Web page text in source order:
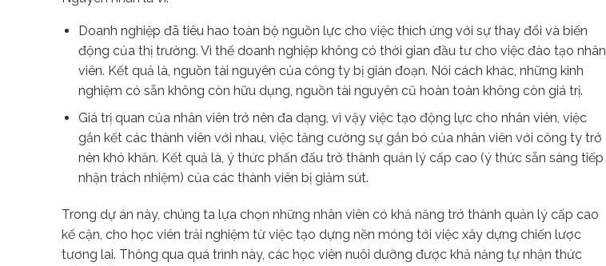
Doanh nghiệp đã tiêu hao toàn bộ nguồn lực cho việc thích ứng với sự thay đổi và biến
động của thị trường. Vì thế doanh nghiệp không có thời gian đầu tư cho việc đào tạo nhân
viên. Kết quả là, nguồn tài nguyên của công ty bị gián đoạn. Nói cách khác, những kinh
nghiệm có sẵn không còn hữu dụng, nguồn tài nguyên cũ hoàn toàn không còn giá trị.
Giá trị quan của nhân viên trở nên đa dạng, vì vậy việc tạo động lực cho nhân viên, việc
gắn kết các thành viên với nhau, việc tăng cường sự gắn bó của nhân viên với công ty trở
nên khó khăn. Kết quả là, ý thức phấn đấu trở thành quản lý cấp cao (ý thức sẵn sàng tiếp
nhận trách nhiệm) của các thành viên bị giảm sút.
Trong dự án này, chúng ta lựa chọn những nhân viên có khả năng trở thành quản lý cấp cao
kế cận, cho học viên trải nghiệm từ việc tạo dựng nền móng tới việc xây dựng chiến lược
tương lai. Thông qua quá trình này, các học viên nuôi dưỡng được khả năng tự nhận thức